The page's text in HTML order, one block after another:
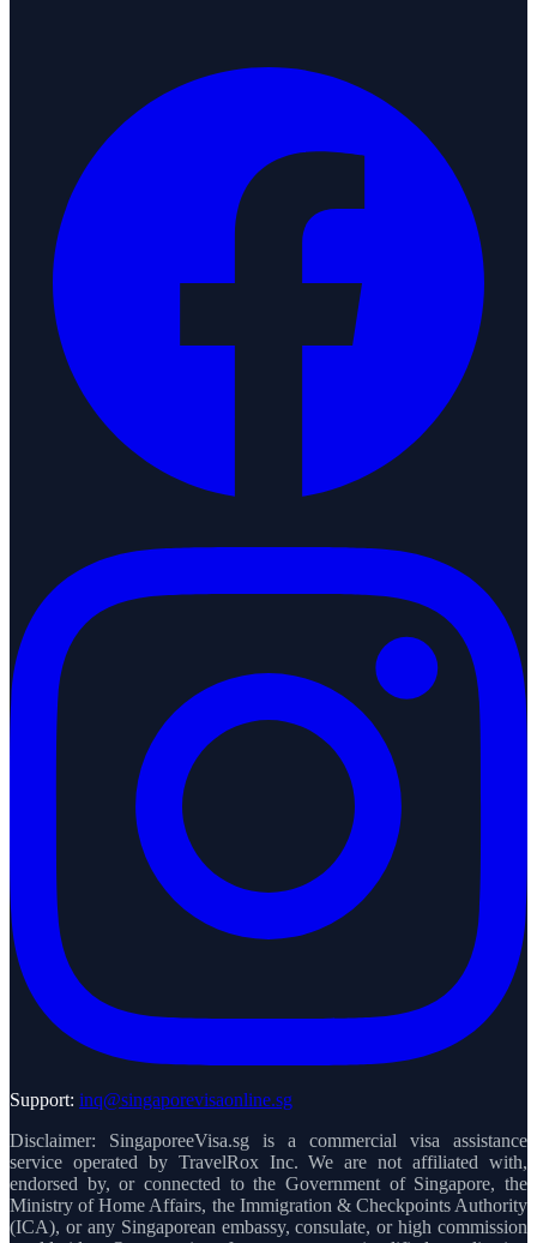
Support: inq@singaporevisaonline.sg
Disclaimer: SingaporeeVisa.sg is a commercial visa assistance
service operated by TravelRox Inc. We are not affiliated with,
endorsed by, or connected to the Government of Singapore, the
Ministry of Home Affairs, the Immigration & Checkpoints Authority
(ICA), or any Singaporean embassy, consulate, or high commission